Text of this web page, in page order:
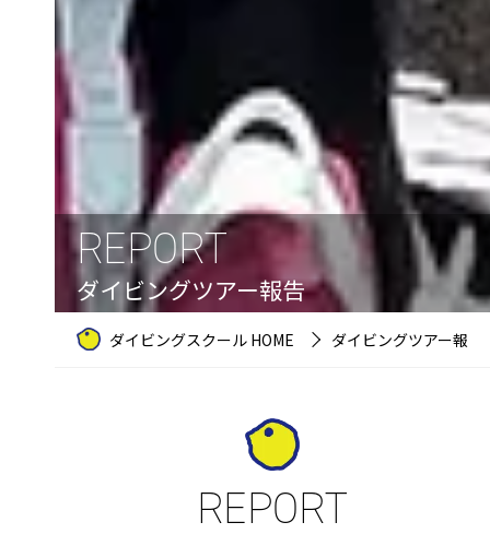
REPORT
ダイビングツアー報告
ダイビングスクール HOME ダイビングツアー報告